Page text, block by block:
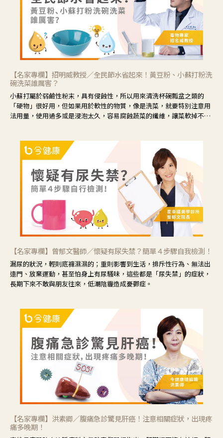
【名家專欄】招明威教授／全民節水省起來！黃豆粉、小蘇打粉洗
碗洗菜誰厲害？
小蘇打屬於弱鹼性粉末，具有侵蝕性，所以用來清洗杯碗瓢盆之類的
「硬物」很好用，但如果用於軟性的物質，像是洗菜，就要特別注意用
法用量，使用過多或是浸泡太久，容易腐蝕蔬菜的纖維，讓菜軟掉不清
【名家專欄】曾郁文醫師／懷疑有尿失禁？簡單４步驟自我檢測！
漏尿的狀況，輕則底褲濕濕的；重則影響到生活，排斥性行為、無法出
遠門、放棄運動，甚至怕身上有尿騷味，這些都是「尿失禁」的症狀，
長期下來不敢與朋友往來，低潮陰霾造成憂鬱症。
【名家專欄】洪素卿／腹痛急診驚見肝癌！注意相關症狀，出現疼
痛多晚期！